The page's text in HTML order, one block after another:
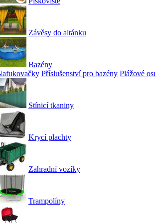
Závěsy do altánku
Bazény
Příslušenství pro bazény Plážové
Stínicí tkaniny
Krycí plachty
Zahradní vozíky
Trampolíny